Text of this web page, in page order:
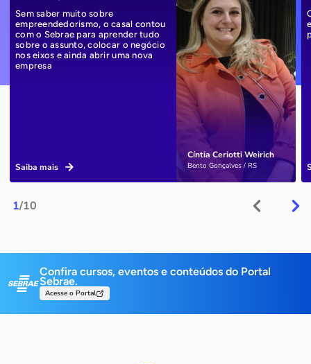
1/10
Cíntia Ceriotti Weirich
Bento Gonçalves / RS
Sem saber muito sobre
empreendedorismo, o casal contou
com o Sebrae para aprender tudo
sobre o assunto, colocar o negócio
nos eixos e ainda abrir uma nova
empresa
Saiba mais
Confira cursos, eventos e conteúdos do Portal
Sebrae.
Acesse o Portal